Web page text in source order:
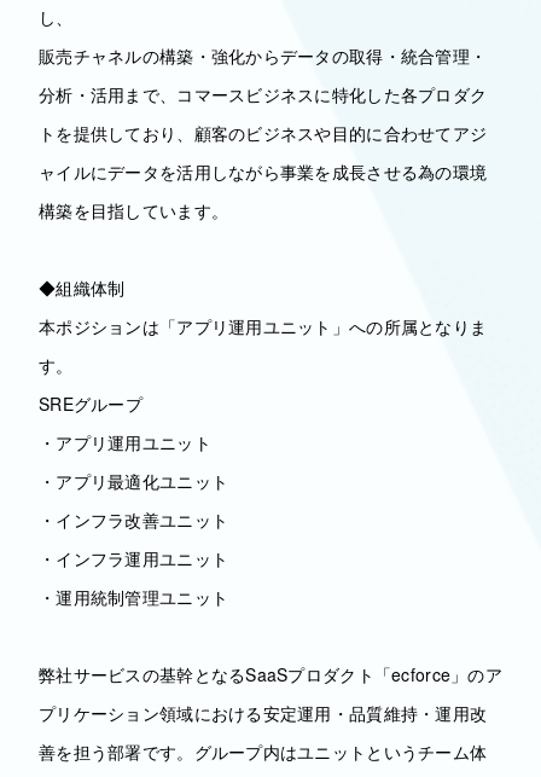
し、
販売チャネルの構築・強化からデータの取得・統合管理・
分析・活用まで、コマースビジネスに特化した各プロダク
トを提供しており、顧客のビジネスや目的に合わせてアジ
ャイルにデータを活用しながら事業を成長させる為の環境
構築を目指しています。
◆組織体制
本ポジションは「アプリ運用ユニット」への所属となりま
す。
SREグループ
・アプリ運用ユニット
・アプリ最適化ユニット
・インフラ改善ユニット
・インフラ運用ユニット
・運用統制管理ユニット
弊社サービスの基幹となるSaaSプロダクト「ecforce」のア
プリケーション領域における安定運用・品質維持・運用改
善を担う部署です。グループ内はユニットというチーム体